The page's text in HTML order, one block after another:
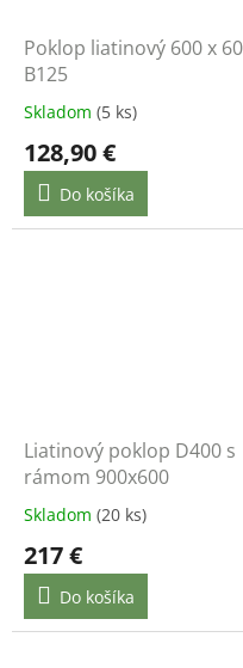
Poklop liatinový 600 x
B125
Skladom (5 ks)
128,90 €
Do košíka
Liatinový poklop D400 s
rámom 900x600
Skladom (20 ks)
217 €
Do košíka